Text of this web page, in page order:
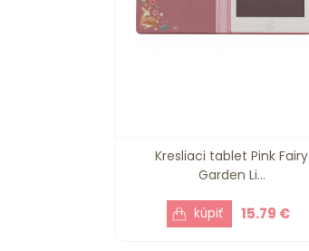
Kresliaci tablet Pink Fairy
Garden Li...
15.79 €